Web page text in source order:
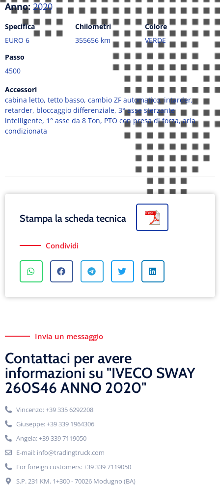
Anno: 2020
Specifica
EURO 6
Chilometri
355656 km
Colore
VERDE
Passo
4500
Accessori
cabina letto, tetto basso, cambio ZF automatico, intarder,
retarder, bloccaggio differenziale, 3° asse sterzante
intelligente, 1° asse da 8 Ton, PTO con presa di forza, aria
condizionata
Stampa la scheda tecnica
Condividi
Invia un messaggio
Contattaci per avere
informazioni su "IVECO SWAY
260S46 ANNO 2020"
Vincenzo: +39 335 6292208
Giuseppe: +39 339 1964306
Angela: +39 339 7119050
E-mail: info@tradingtruck.com
For foreign customers: +39 339 7119050
S.P. 231 KM. 1+300 - 70026 Modugno (BA)